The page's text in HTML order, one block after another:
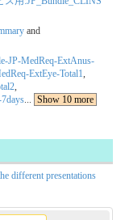
and
JP-MedReq-ExtAnus-
ExtEye-Total1,
,
... Show 10 more
different presentations